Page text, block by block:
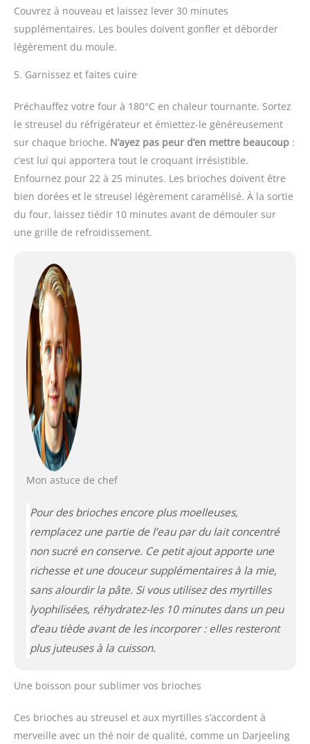
Couvrez à nouveau et laissez lever 30 minutes
supplémentaires. Les boules doivent gonfler et déborder
légèrement du moule.
5. Garnissez et faites cuire
Préchauffez votre four à 180°C en chaleur tournante. Sortez
le streusel du réfrigérateur et émiettez-le généreusement
sur chaque brioche. N’ayez pas peur d’en mettre beaucoup :
c’est lui qui apportera tout le croquant irrésistible.
Enfournez pour 22 à 25 minutes. Les brioches doivent être
bien dorées et le streusel légèrement caramélisé. À la sortie
du four, laissez tiédir 10 minutes avant de démouler sur
une grille de refroidissement.
Mon astuce de chef
Pour des brioches encore plus moelleuses,
remplacez une partie de l’eau par du lait concentré
non sucré en conserve. Ce petit ajout apporte une
richesse et une douceur supplémentaires à la mie,
sans alourdir la pâte. Si vous utilisez des myrtilles
lyophilisées, réhydratez-les 10 minutes dans un peu
d’eau tiède avant de les incorporer : elles resteront
plus juteuses à la cuisson.
Une boisson pour sublimer vos brioches
Ces brioches au streusel et aux myrtilles s’accordent à
merveille avec un thé noir de qualité, comme un Darjeeling